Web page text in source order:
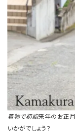
着物で初詣来年のお正
いかがでしょう？